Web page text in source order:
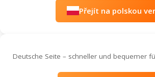
Přejít na polskou
Deutsche Seite – schneller und bequemer